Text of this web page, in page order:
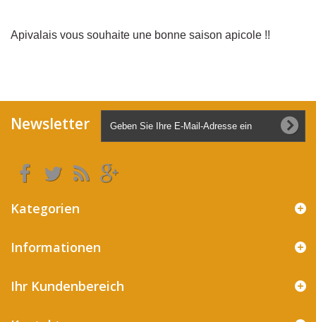
Apivalais vous souhaite une bonne saison apicole !!
Newsletter
Kategorien
Informationen
Ihr Kundenbereich